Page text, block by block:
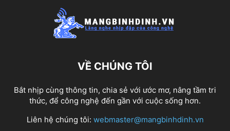
VỀ CHÚNG TÔI
Bắt nhịp cùng thông tin, chia sẻ với ước mơ, nâng tầm tri
thức, để công nghệ đến gần với cuộc sống hơn.
Liên hệ chúng tôi: webmaster@mangbinhdinh.vn